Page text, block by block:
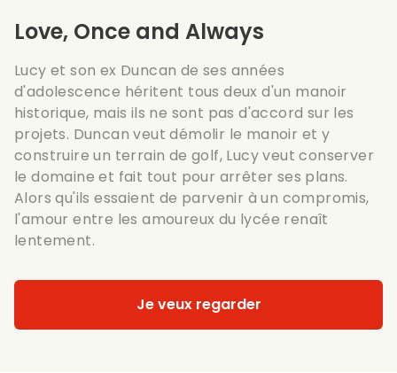
Love, Once and Always
Lucy et son ex Duncan de ses années
d'adolescence héritent tous deux d'un manoir
historique, mais ils ne sont pas d'accord sur les
projets. Duncan veut démolir le manoir et y
construire un terrain de golf, Lucy veut conserver
le domaine et fait tout pour arrêter ses plans.
Alors qu'ils essaient de parvenir à un compromis,
l'amour entre les amoureux du lycée renaît
lentement.
Je veux regarder